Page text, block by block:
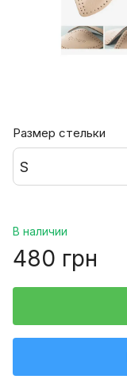
Размер стельки
S
В наличии
480 грн